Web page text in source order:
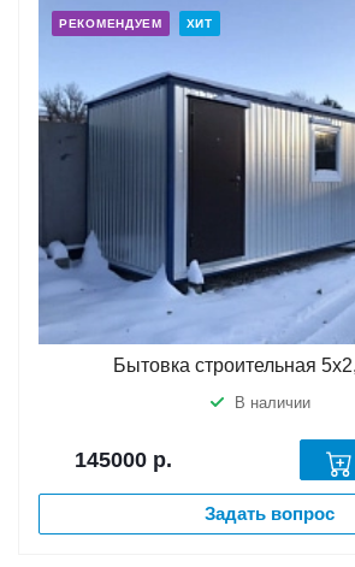
РЕКОМЕНДУЕМ ХИТ
Бытовка строительная
В наличии
145000 р.
Задать вопрос